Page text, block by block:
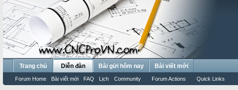
Trang chủ Diễn đàn
Forum Home Bài viết mới FAQ Lịch Community Forum Actions Quick Links
Bài gửi hôm nay Bài viết mới